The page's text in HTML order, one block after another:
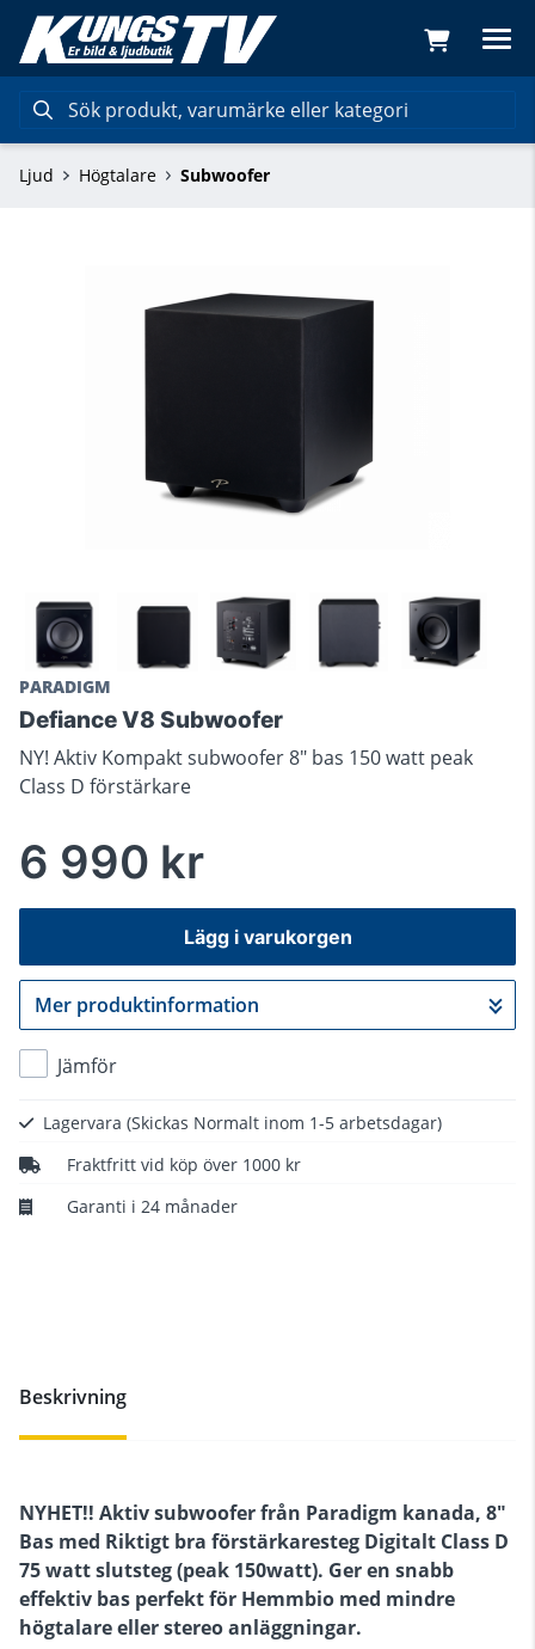
Ljud Högtalare Subwoofer
PARADIGM
Defiance V8 Subwoofer
NY! Aktiv Kompakt subwoofer 8" bas 150 watt peak
Class D förstärkare
6 990 kr
Lägg i varukorgen
Gå till kassan
Mer produktinformation
Jämför
Lagervara (Skickas Normalt inom 1-5 arbetsdagar)
Fraktfritt vid köp över 1000 kr
Garanti i 24 månader
Beskrivning
NYHET!! Aktiv subwoofer från Paradigm kanada, 8"
Bas med Riktigt bra förstärkaresteg Digitalt Class D
75 watt slutsteg (peak 150watt). Ger en snabb
effektiv bas perfekt för Hemmbio med mindre
högtalare eller stereo anläggningar.